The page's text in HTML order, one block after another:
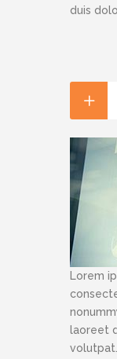
duis
Lorem
laoreet